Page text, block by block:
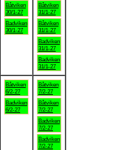
Båtviken
30/1-27
Badviken
30/1-27
Båtviken
31/1-27
Båtviken
31/1-27
Badviken
31/1-27
Badviken
31/1-27
Båtviken
6/2-27
Badviken
6/2-27
Båtviken
7/2-27
Båtviken
7/2-27
Badviken
7/2-27
Badviken
7/2-27